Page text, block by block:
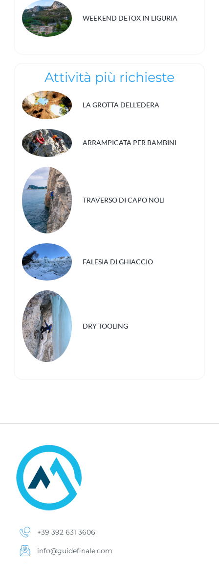
WEEKEND DETOX IN LIGURIA
Attività più richieste
LA GROTTA DELL’EDERA
ARRAMPICATA PER BAMBINI
TRAVERSO DI CAPO NOLI
FALESIA DI GHIACCIO
DRY TOOLING
+39 392 631 3606
info@guidefinale.com